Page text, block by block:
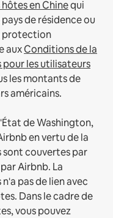
en Chinequi
de résidence ou
protection
auxConditions de la
les utilisateurs
les montants de
américains.
de Washington,
en vertu de la
couvertes par
Airbnb. La
pas de lien avec
Dans le cadre de
vous pouvez